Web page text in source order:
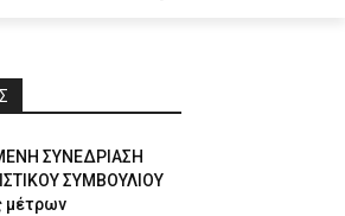
ΣΥΝΕΔΡΙΑΣΗ
ΣΥΜΒΟΥΛΙΟΥ
μέτρων